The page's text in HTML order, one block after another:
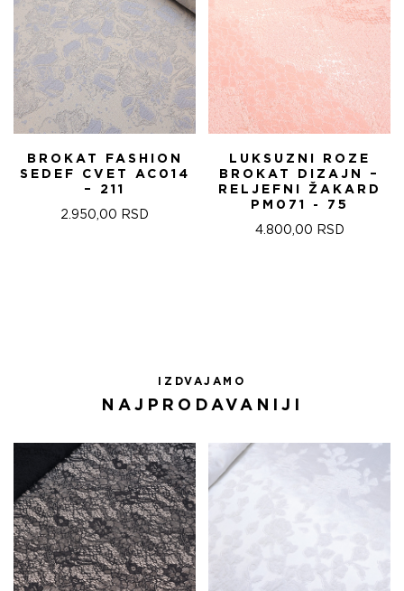
BROKAT FASHION
SEDEF CVET AC014
– 211
2.950,00 RSD
LUKSUZNI ROZE
BROKAT DIZAJN –
RELJEFNI ŽAKARD
PM071 - 75
4.800,00 RSD
IZDVAJAMO
NAJPRODAVANIJI